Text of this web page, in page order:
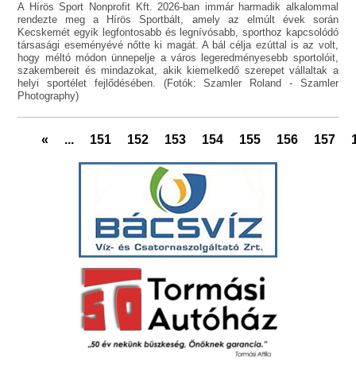
A Hírös Sport Nonprofit Kft. 2026-ban immár harmadik alkalommal
rendezte meg a Hírös Sportbált, amely az elmúlt évek során
Kecskemét egyik legfontosabb és legnívósabb, sporthoz kapcsolódó
társasági eseményévé nőtte ki magát. A bál célja ezúttal is az volt,
hogy méltó módon ünnepelje a város legeredményesebb sportolóit,
szakembereit és mindazokat, akik kiemelkedő szerepet vállaltak a
helyi sportélet fejlődésében. (Fotók: Szamler Roland - Szamler
Photography)
« ... 151 152 153 154 155 156 157